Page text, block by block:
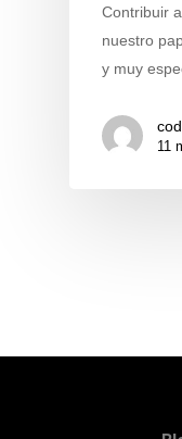
Contribuir
nuestro
y muy
11